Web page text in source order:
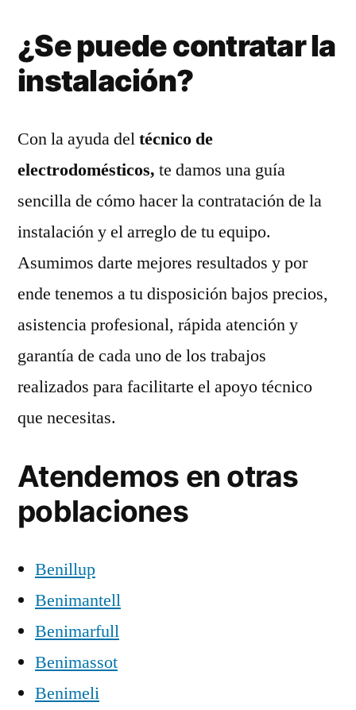
¿Se puede contratar la
instalación?
Con la ayuda deltécnico de
electrodomésticos, te damos una guía
sencilla de cómo hacer la contratación de la
instalación y el arreglo de tu equipo.
Asumimos darte mejores resultados y por
ende tenemos a tu disposición bajos precios,
asistencia profesional, rápida atención y
garantía de cada uno de los trabajos
realizados para facilitarte el apoyo técnico
que necesitas.
Atendemos en otras
poblaciones
Benillup
Benimantell
Benimarfull
Benimassot
Benimeli